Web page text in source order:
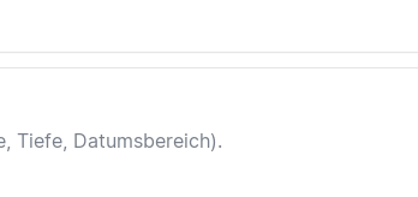
Tiefe, Datumsbereich).